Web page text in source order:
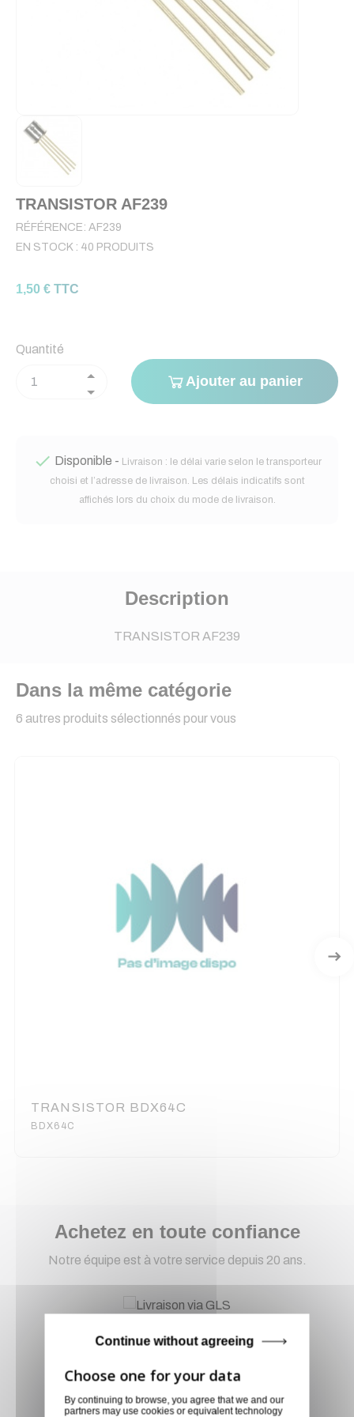
TRANSISTOR AF239
RÉFÉRENCE: AF239
EN STOCK : 40 PRODUITS
1,50 € TTC
Quantité
Ajouter au panier
 Disponible - Livraison : le délai varie selon le transporteur
choisi et l’adresse de livraison. Les délais indicatifs sont
affichés lors du choix du mode de livraison.
Description
TRANSISTOR AF239
Dans la même catégorie
6 autres produits sélectionnés pour vous
TRANSISTOR BDX64C
BDX64C
Achetez en toute confiance
Notre équipe est à votre service depuis 20 ans.
directement en magasin ou
dans les points relais de notre
By continuing to browse, you agree that we and our
partners may use cookies or equivalent technology
Continue without agreeing